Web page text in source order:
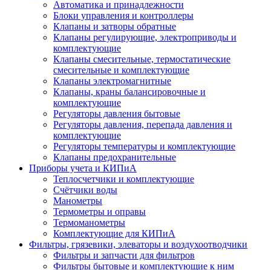
Автоматика и принадлежности
Блоки управления и контроллеры
Клапаны и затворы обратные
Клапаны регулирующие, электроприводы и
комплектующие
Клапаны смесительные, термостатические
смесительные и комплектующие
Клапаны электромагнитные
Клапаны, краны балансировочные и
комплектующие
Регуляторы давления бытовые
Регуляторы давления, перепада давления и
комплектующие
Регуляторы температуры и комплектующие
Клапаны предохранительные
Приборы учета и КИПиА
Теплосчетчики и комплектующие
Счётчики воды
Манометры
Термометры и оправы
Термоманометры
Комплектующие для КИПиА
Фильтры, грязевики, элеваторы и воздухоотводчики
Фильтры и запчасти для фильтров
Фильтры бытовые и комплектующие к ним